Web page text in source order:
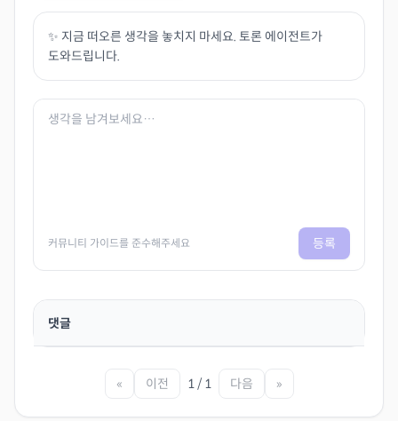
✨ 지금 떠오른 생각을 놓치지 마세요. 토론 에이전트가
도와드립니다.
커뮤니티 가이드를 준수해주세요 등록
댓글
« 이전 1 / 1 다음 »